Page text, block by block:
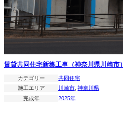
賃貸共同住宅新築工事（神奈川県川崎市）
カテゴリー
共同住宅
施工エリア
川崎市 神奈川県
完成年
2025年